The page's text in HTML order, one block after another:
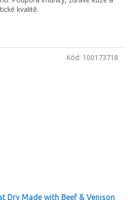
kvalitě.
Dry Made with Beef & Venison
Kód: 100173718